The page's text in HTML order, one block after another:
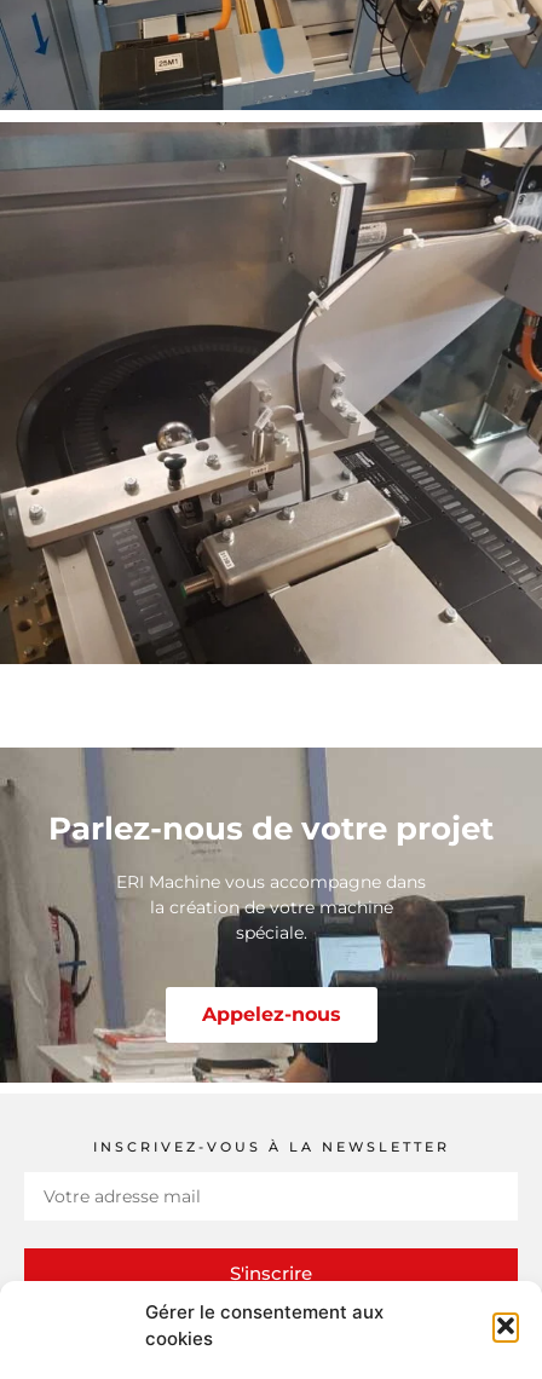
Gérer le consentement aux
cookies
Parlez-nous de votre projet
ERI Machine vous accompagne dans
la création de votre machine
spéciale.
Appelez-nous
INSCRIVEZ-VOUS À LA NEWSLETTER
S'inscrire